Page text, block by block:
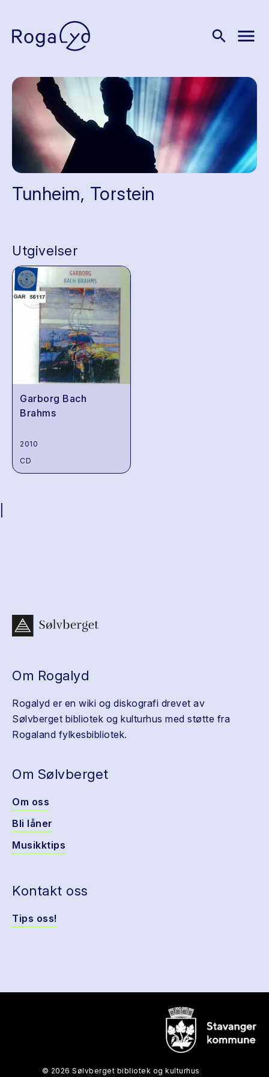
search menu
Tunheim, Torstein
Utgivelser
Garborg Bach
Brahms
2010
CD
Om Rogalyd
Rogalyd er en wiki og diskografi drevet av
Sølvberget bibliotek og kulturhus med støtte fra
Rogaland fylkesbibliotek.
Om Sølvberget
Om oss
Bli låner
Musikktips
Kontakt oss
Tips oss!
© 2026 Sølvberget bibliotek og kulturhus